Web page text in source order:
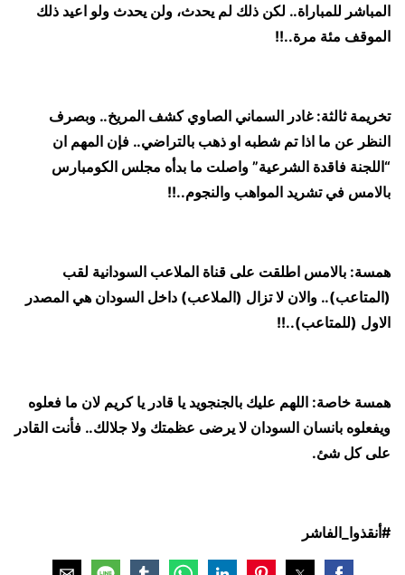
المباشر للمباراة.. لكن ذلك لم يحدث، ولن يحدث ولو اعيد ذلك
الموقف مئة مرة..!!
تخريمة ثالثة: غادر السماني الصاوي كشف المريخ.. وبصرف
النظر عن ما اذا تم شطبه او ذهب بالتراضي.. فإن المهم ان
“اللجنة فاقدة الشرعية” واصلت ما بدأه مجلس الكومبارس
بالامس في تشريد المواهب والنجوم..!!
همسة: بالامس اطلقت على قناة الملاعب السودانية لقب
(المتاعب).. والان لا تزال (الملاعب) داخل السودان هي المصدر
الاول (للمتاعب)..!!
همسة خاصة: اللهم عليك بالجنجويد يا قادر يا كريم لان ما فعلوه
ويفعلوه بانسان السودان لا يرضى عظمتك ولا جلالك.. فأنت القادر
على كل شئ.
#أنقذوا_الفاشر